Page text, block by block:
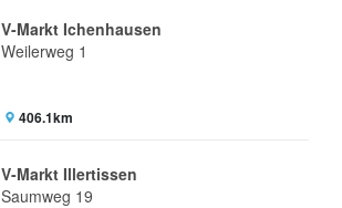
V-Markt Ichenhausen
Weilerweg 1
406.1km
V-Markt Illertissen
Saumweg 19